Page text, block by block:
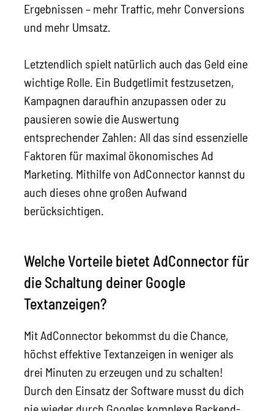
Ergebnissen – mehr Traffic, mehr Conversions
und mehr Umsatz.
Letztendlich spielt natürlich auch das Geld eine
wichtige Rolle. Ein Budgetlimit festzusetzen,
Kampagnen daraufhin anzupassen oder zu
pausieren sowie die Auswertung
entsprechender Zahlen: All das sind essenzielle
Faktoren für maximal ökonomisches Ad
Marketing. Mithilfe von AdConnector kannst du
auch dieses ohne großen Aufwand
berücksichtigen.
Welche Vorteile bietet AdConnector für
die Schaltung deiner Google
Textanzeigen?
Mit AdConnector bekommst du die Chance,
höchst effektive Textanzeigen in weniger als
drei Minuten zu erzeugen und zu schalten!
Durch den Einsatz der Software musst du dich